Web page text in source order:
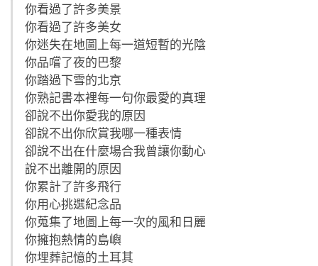
你看過了許多美景
你看過了許多美女
你迷失在地圖上每一道短暫的光陰
你品嚐了夜的巴黎
你踏過下雪的北京
你熟記書本裡每一句你最愛的真理
卻說不出你愛我的原因
卻說不出你欣賞我哪一種表情
卻說不出在什麼場合我曾讓你動心
說不出離開的原因
你累計了許多飛行
你用心挑選紀念品
你蒐集了地圖上每一次的風和日麗
你擁抱熱情的島嶼
你埋葬記憶的土耳其